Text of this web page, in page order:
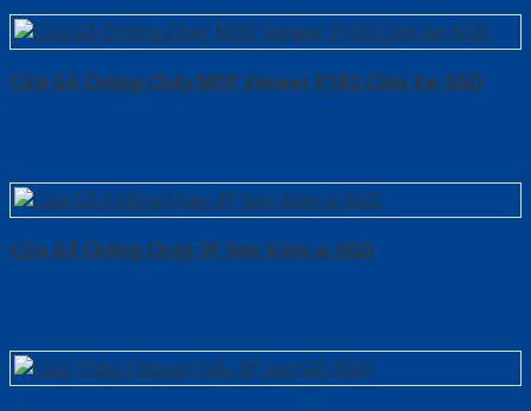
Cửa Gỗ Chống Cháy MDF Veneer P1R2 Căm Xe-SGD
Cửa Gỗ Chống Cháy 2P Sơn Xám-a-SGD